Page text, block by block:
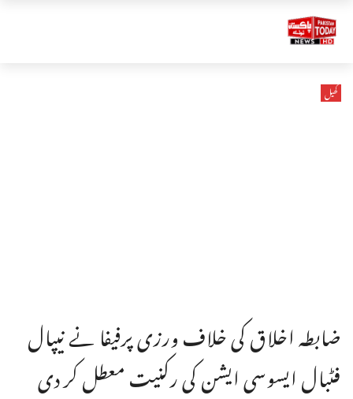
کھیل
ضابطہ اخلاق کی خلاف ورزی پرفیفا نے نیپال
فٹبال ایسوسی ایشن کی رکنیت معطل کر دی